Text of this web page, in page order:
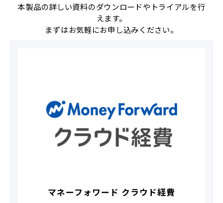
本製品の詳しい資料のダウンロードやトライアルを行
えます。
まずはお気軽にお申し込みください。
マネーフォワード クラウド経費